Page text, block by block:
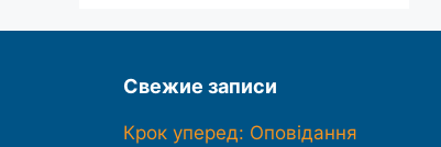
Свежие записи
Крок уперед: Оповідання